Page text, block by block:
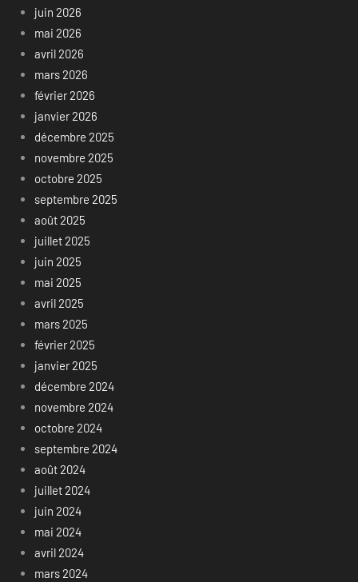
juin 2026
mai 2026
avril 2026
mars 2026
février 2026
janvier 2026
décembre 2025
novembre 2025
octobre 2025
septembre 2025
août 2025
juillet 2025
juin 2025
mai 2025
avril 2025
mars 2025
février 2025
janvier 2025
décembre 2024
novembre 2024
octobre 2024
septembre 2024
août 2024
juillet 2024
juin 2024
mai 2024
avril 2024
mars 2024